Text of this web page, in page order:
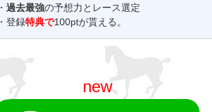
・ 過去最強の予想力とレース選定
・登録特典で100ptが貰える。
new